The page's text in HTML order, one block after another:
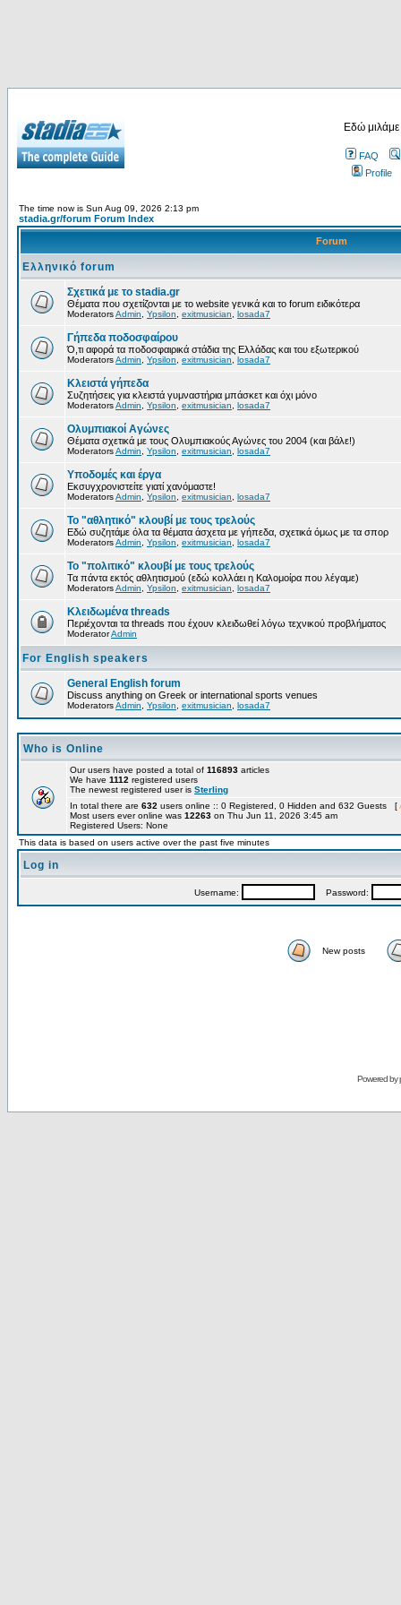
Εδώ
FAQ
Profile
The time now is Sun Aug 09, 2026 2:13 pm
stadia.gr/forum Forum Index
Forum
Ελληνικό forum
Σχετικά με το stadia.gr
Θέματα που σχετίζονται με το website γενικά και το forum ειδικότερα
ModeratorsAdmin Ypsilon exitmusician losada7
Γήπεδα ποδοσφαίρου
Ό,τι αφορά τα ποδοσφαιρικά στάδια της Ελλάδας και του εξωτερικού
ModeratorsAdmin Ypsilon exitmusician losada7
Κλειστά γήπεδα
Συζητήσεις για κλειστά γυμναστήρια μπάσκετ και όχι μόνο
ModeratorsAdmin Ypsilon exitmusician losada7
Ολυμπιακοί Αγώνες
Θέματα σχετικά με τους Ολυμπιακούς Αγώνες του 2004 (και βάλε!)
ModeratorsAdmin Ypsilon exitmusician losada7
Υποδομές και έργα
Εκσυγχρονιστείτε γιατί χανόμαστε!
ModeratorsAdmin Ypsilon exitmusician losada7
Το "αθλητικό" κλουβί με τους τρελούς
Εδώ συζητάμε όλα τα θέματα άσχετα με γήπεδα, σχετικά όμως με τα σπορ
ModeratorsAdmin Ypsilon exitmusician losada7
Το "πολιτικό" κλουβί με τους τρελούς
Τα πάντα εκτός αθλητισμού (εδώ κολλάει η Καλομοίρα που λέγαμε)
ModeratorsAdmin Ypsilon exitmusician losada7
Κλειδωμένα threads
Περιέχονται τα threads που έχουν κλειδωθεί λόγω τεχνικού προβλήματος
ModeratorAdmin
For English speakers
General English forum
Discuss anything on Greek or international sports venues
ModeratorsAdmin Ypsilon exitmusician losada7
Who is Online
Our users have posted a total of 116893 articles
We have 1112 registered users
The newest registered user is Sterling
In total there are 632 users online :: 0 Registered, 0 Hidden and 632 Guests [
Most users ever online was 12263 on Thu Jun 11, 2026 3:45 am
Registered Users: None
This data is based on users active over the past five minutes
Log in
Username: Password:
New posts
Powered by